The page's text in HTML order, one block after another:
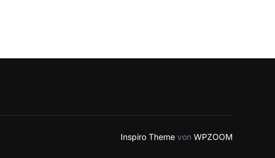
Inspiro Theme von WPZOOM